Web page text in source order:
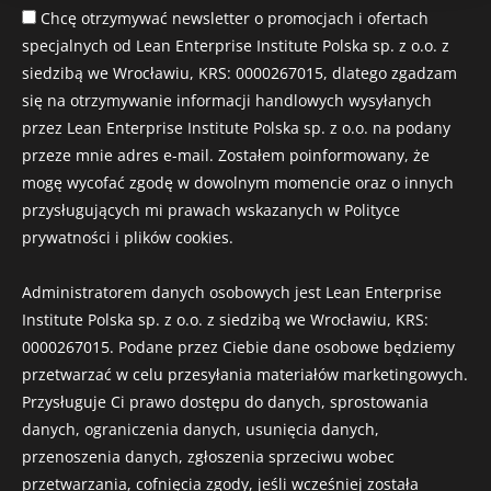
Chcę otrzymywać newsletter o promocjach i ofertach
specjalnych od Lean Enterprise Institute Polska sp. z o.o. z
siedzibą we Wrocławiu, KRS: 0000267015, dlatego zgadzam
się na otrzymywanie informacji handlowych wysyłanych
przez Lean Enterprise Institute Polska sp. z o.o. na podany
przeze mnie adres e-mail. Zostałem poinformowany, że
mogę wycofać zgodę w dowolnym momencie oraz o innych
przysługujących mi prawach wskazanych w Polityce
prywatności i plików cookies.
Administratorem danych osobowych jest Lean Enterprise
Institute Polska sp. z o.o. z siedzibą we Wrocławiu, KRS:
0000267015. Podane przez Ciebie dane osobowe będziemy
przetwarzać w celu przesyłania materiałów marketingowych.
Przysługuje Ci prawo dostępu do danych, sprostowania
danych, ograniczenia danych, usunięcia danych,
przenoszenia danych, zgłoszenia sprzeciwu wobec
przetwarzania, cofnięcia zgody, jeśli wcześniej została